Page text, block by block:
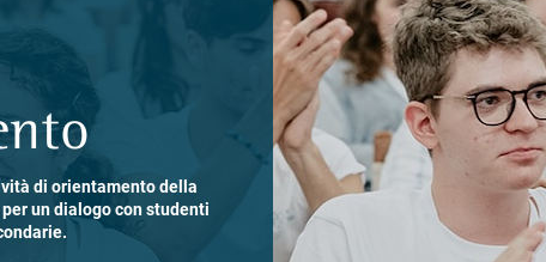
di orientamento della
un dialogo con studenti